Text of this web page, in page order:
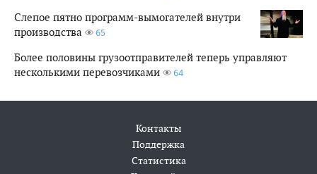
Слепое пятно программ-вымогателей внутри
производства
65
Более половины грузоотправителей теперь управляют
несколькими перевозчиками
64
Контакты
Поддержка
Статистика